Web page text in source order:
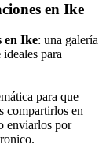
en Ike
en Ike: una galería
ideales para
para que
compartirlos en
enviarlos por